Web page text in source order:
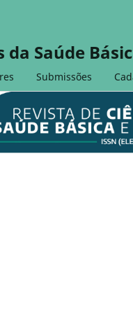
da Saúde
Submissões